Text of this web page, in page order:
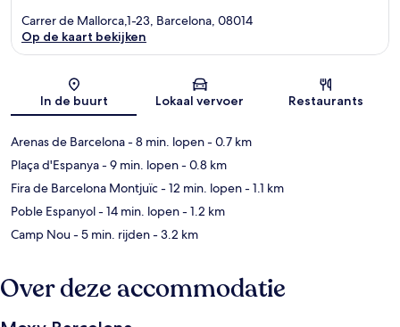
Kaart
Carrer de Mallorca,1-23, Barcelona, 08014
Op de kaart bekijken
In de buurt Lokaal vervoer Restaurants
Arenas de Barcelona- 8 min. lopen- 0.7 km
Plaça d'Espanya- 9 min. lopen- 0.8 km
Fira de Barcelona Montjuïc- 12 min. lopen- 1.1 km
Poble Espanyol- 14 min. lopen- 1.2 km
Camp Nou- 5 min. rijden- 3.2 km
Over deze accommodatie